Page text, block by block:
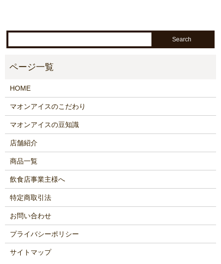
HOME
マオンアイスのこだわり
マオンアイスの豆知識
店舗紹介
商品一覧
飲食店事業主様へ
特定商取引法
お問い合わせ
プライバシーポリシー
サイトマップ